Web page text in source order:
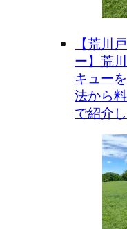
【荒川
ー】荒
キュー
法から
で紹介し